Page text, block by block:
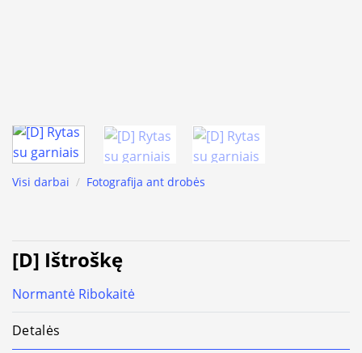
Visi darbai / Fotografija ant drobės
[D] Ištroškę
Normantė Ribokaitė
Detalės